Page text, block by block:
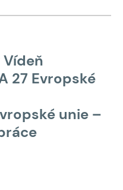
27 Evropské
unie –